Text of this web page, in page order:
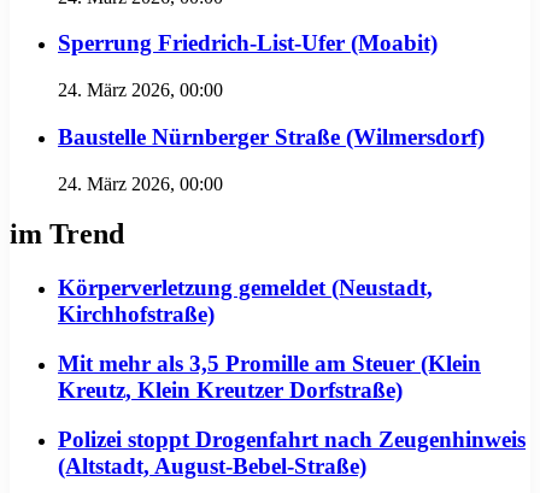
Sperrung Friedrich-List-Ufer (Moabit)
24. März 2026, 00:00
Baustelle Nürnberger Straße (Wilmersdorf)
24. März 2026, 00:00
im Trend
Körperverletzung gemeldet (Neustadt,
Kirchhofstraße)
Mit mehr als 3,5 Promille am Steuer (Klein
Kreutz, Klein Kreutzer Dorfstraße)
Polizei stoppt Drogenfahrt nach Zeugenhinweis
(Altstadt, August-Bebel-Straße)